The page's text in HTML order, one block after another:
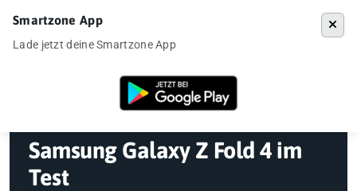
Testberichte Samsung Galaxy Z Fold 4 im Test
Samsung Galaxy Z Fold 4 im
Test
Smartzone App
Lade jetzt deine Smartzone App